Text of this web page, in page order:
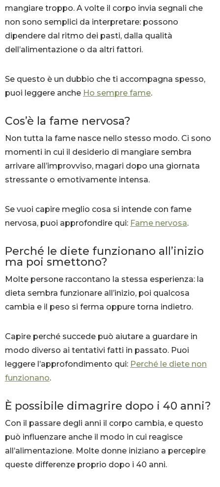
mangiare troppo. A volte il corpo invia segnali che
non sono semplici da interpretare: possono
dipendere dal ritmo dei pasti, dalla qualità
dell’alimentazione o da altri fattori.
Se questo è un dubbio che ti accompagna spesso,
puoi leggere anche Ho sempre fame.
Cos’è la fame nervosa?
Non tutta la fame nasce nello stesso modo. Ci sono
momenti in cui il desiderio di mangiare sembra
arrivare all’improvviso, magari dopo una giornata
stressante o emotivamente intensa.
Se vuoi capire meglio cosa si intende con fame
nervosa, puoi approfondire qui: Fame nervosa.
Perché le diete funzionano all’inizio
ma poi smettono?
Molte persone raccontano la stessa esperienza: la
dieta sembra funzionare all’inizio, poi qualcosa
cambia e il peso si ferma oppure torna indietro.
Capire perché succede può aiutare a guardare in
modo diverso ai tentativi fatti in passato. Puoi
leggere l’approfondimento qui: Perché le diete non
funzionano.
È possibile dimagrire dopo i 40 anni?
Con il passare degli anni il corpo cambia, e questo
può influenzare anche il modo in cui reagisce
all’alimentazione. Molte donne iniziano a percepire
queste differenze proprio dopo i 40 anni.